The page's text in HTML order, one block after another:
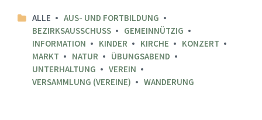
ALLE
AUS- UND FORTBILDUNG
BEZIRKSAUSSCHUSS
GEMEINNÜTZIG
INFORMATION
KINDER KIRCHE
KONZERT
MARKT
NATUR
ÜBUNGSABEND
UNTERHALTUNG
VEREIN
VERSAMMLUNG (VEREINE)
WANDERUNG